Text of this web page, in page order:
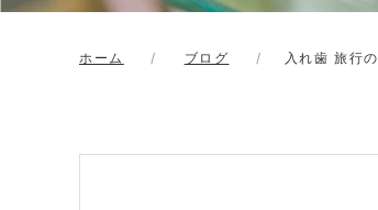
ホーム ブログ 入れ歯 旅行